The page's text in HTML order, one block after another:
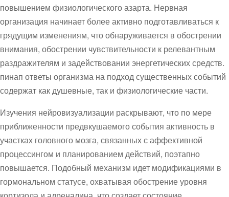
повышением физиологического азарта. Нервная
организация начинает более активно подготавливаться к
грядущим изменениям, что обнаруживается в обострении
внимания, обострении чувствительности к релевантным
раздражителям и задействовании энергетических средств.
пинап ответы организма на подход существенных событий
содержат как душевные, так и физиологические части.
Изучения нейровизуализации раскрывают, что по мере
приближенности предвкушаемого события активность в
участках головного мозга, связанных с аффективной
процессингом и планированием действий, поэтапно
повышается. Подобный механизм идет модификациями в
гормональном статусе, охватывая обострение уровня